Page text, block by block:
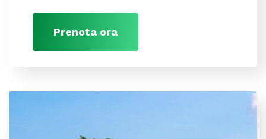
Prenota ora